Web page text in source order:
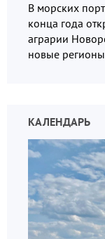
В морских
конца года
аграрии
новые
КАЛЕНДАРЬ